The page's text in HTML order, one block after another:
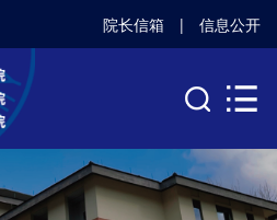
院长信箱 | 信息公开